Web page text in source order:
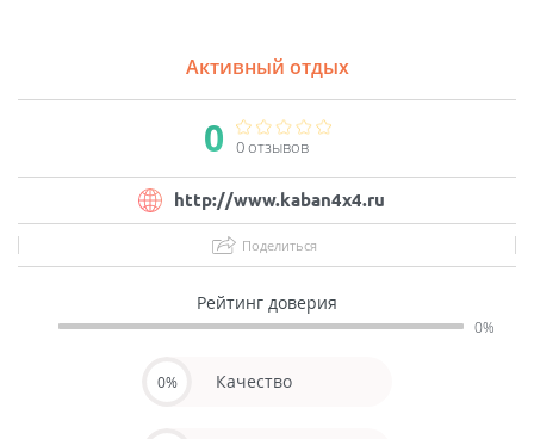
Активный отдых
0 0 отзывов
http://www.kaban4x4.ru
Поделиться
Рейтинг доверия
0%
0% Качество